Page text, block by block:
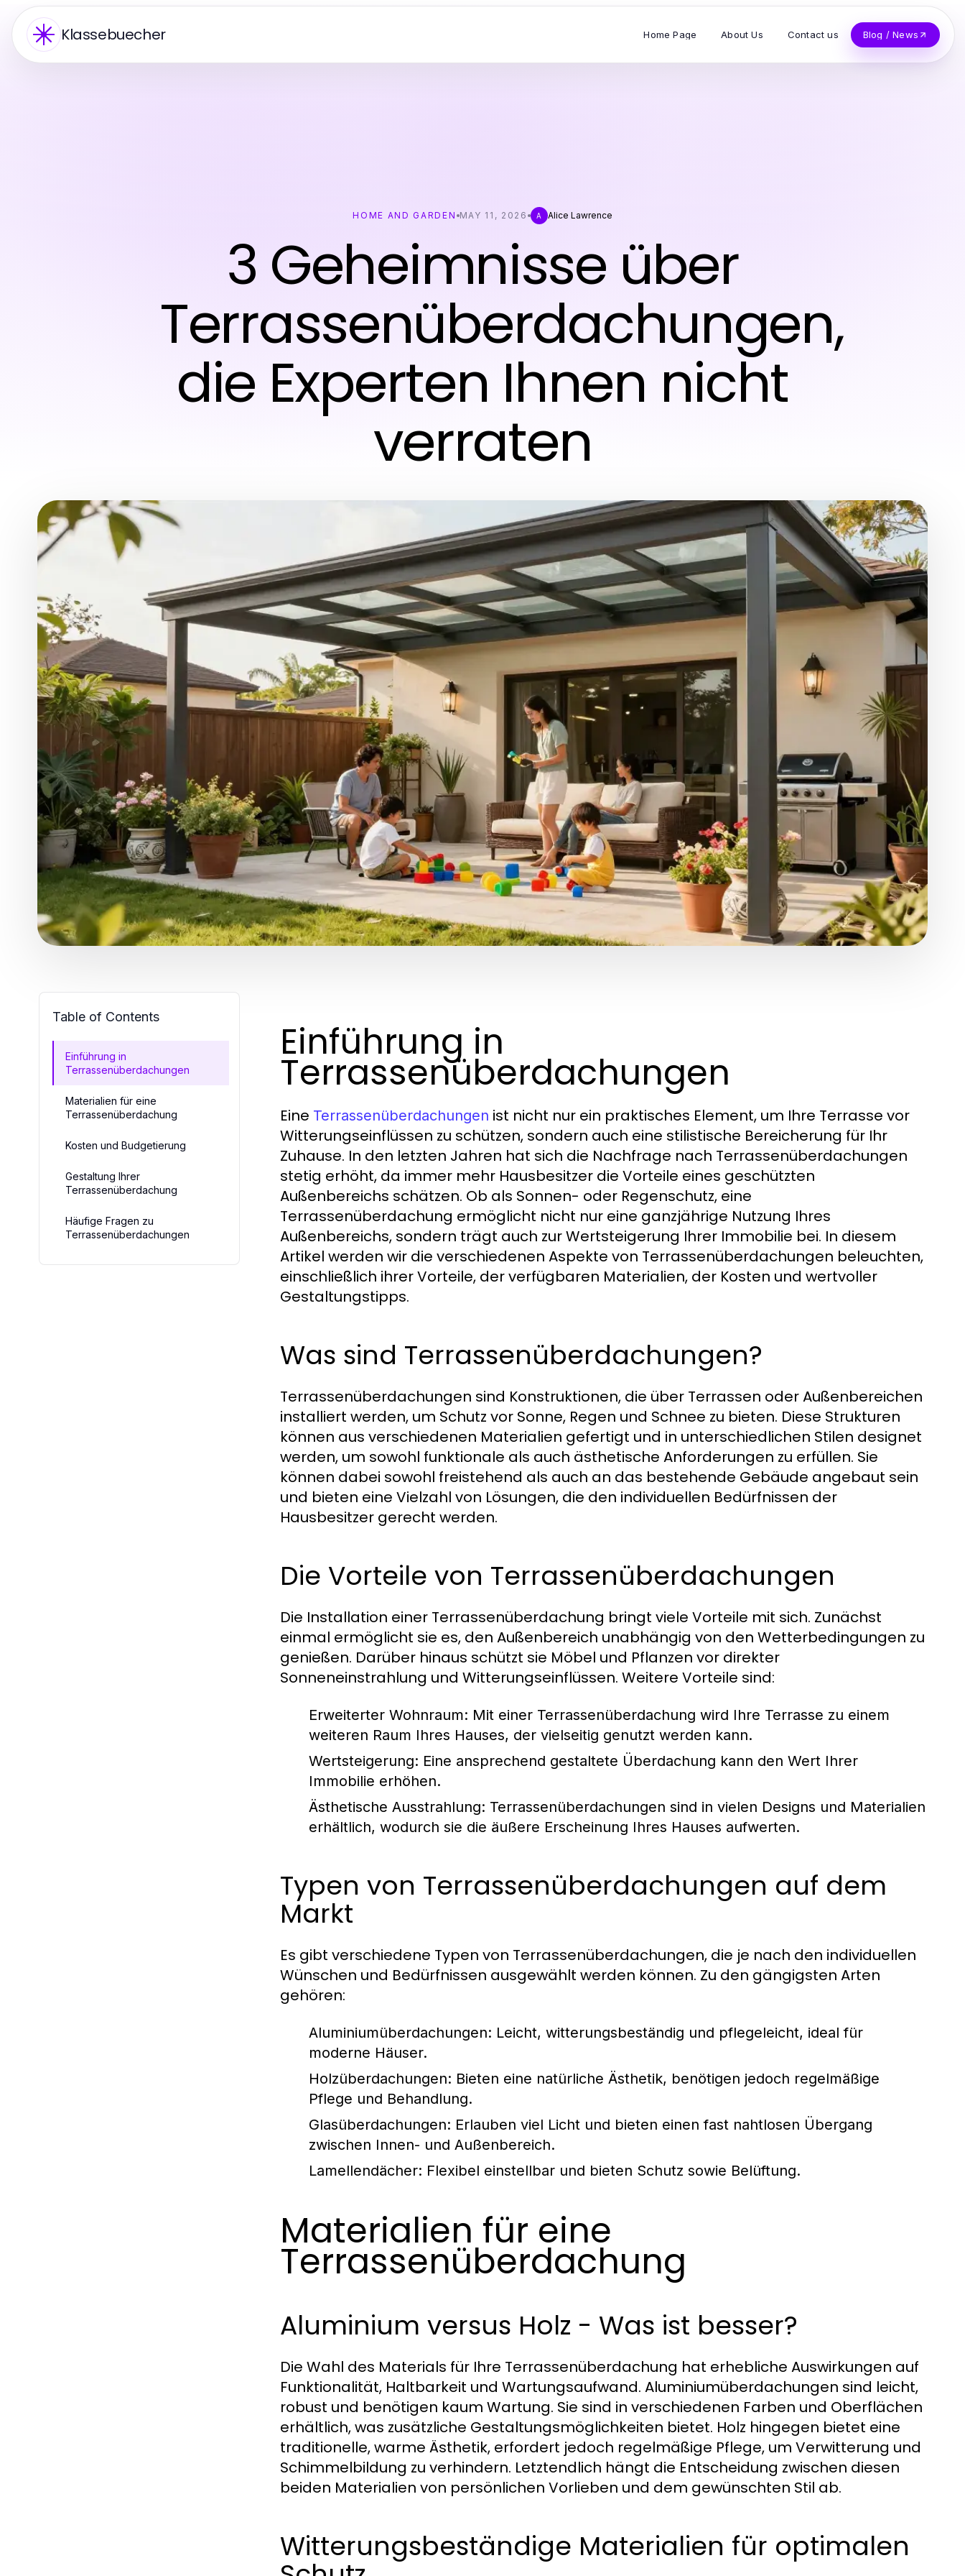
Klassebuecher Home Page About Us Contact us Blog / News
HOME AND GARDEN MAY 11, 2026 A Alice Lawrence
3 Geheimnisse über
Terrassenüberdachungen,
die Experten Ihnen nicht
verraten
Table of Contents
Einführung in
Terrassenüberdachungen
Materialien für eine
Terrassenüberdachung
Kosten und Budgetierung
Gestaltung Ihrer
Terrassenüberdachung
Häufige Fragen zu
Terrassenüberdachungen
Einführung in
Terrassenüberdachungen
Eine Terrassenüberdachungen ist nicht nur ein praktisches Element, um Ihre Terrasse vor
Witterungseinflüssen zu schützen, sondern auch eine stilistische Bereicherung für Ihr
Zuhause. In den letzten Jahren hat sich die Nachfrage nach Terrassenüberdachungen
stetig erhöht, da immer mehr Hausbesitzer die Vorteile eines geschützten
Außenbereichs schätzen. Ob als Sonnen- oder Regenschutz, eine
Terrassenüberdachung ermöglicht nicht nur eine ganzjährige Nutzung Ihres
Außenbereichs, sondern trägt auch zur Wertsteigerung Ihrer Immobilie bei. In diesem
Artikel werden wir die verschiedenen Aspekte von Terrassenüberdachungen beleuchten,
einschließlich ihrer Vorteile, der verfügbaren Materialien, der Kosten und wertvoller
Gestaltungstipps.
Was sind Terrassenüberdachungen?
Terrassenüberdachungen sind Konstruktionen, die über Terrassen oder Außenbereichen
installiert werden, um Schutz vor Sonne, Regen und Schnee zu bieten. Diese Strukturen
können aus verschiedenen Materialien gefertigt und in unterschiedlichen Stilen designet
werden, um sowohl funktionale als auch ästhetische Anforderungen zu erfüllen. Sie
können dabei sowohl freistehend als auch an das bestehende Gebäude angebaut sein
und bieten eine Vielzahl von Lösungen, die den individuellen Bedürfnissen der
Hausbesitzer gerecht werden.
Die Vorteile von Terrassenüberdachungen
Die Installation einer Terrassenüberdachung bringt viele Vorteile mit sich. Zunächst
einmal ermöglicht sie es, den Außenbereich unabhängig von den Wetterbedingungen zu
genießen. Darüber hinaus schützt sie Möbel und Pflanzen vor direkter
Sonneneinstrahlung und Witterungseinflüssen. Weitere Vorteile sind:
Erweiterter Wohnraum: Mit einer Terrassenüberdachung wird Ihre Terrasse zu einem
weiteren Raum Ihres Hauses, der vielseitig genutzt werden kann.
Wertsteigerung: Eine ansprechend gestaltete Überdachung kann den Wert Ihrer
Immobilie erhöhen.
Ästhetische Ausstrahlung: Terrassenüberdachungen sind in vielen Designs und Materialien
erhältlich, wodurch sie die äußere Erscheinung Ihres Hauses aufwerten.
Typen von Terrassenüberdachungen auf dem
Markt
Es gibt verschiedene Typen von Terrassenüberdachungen, die je nach den individuellen
Wünschen und Bedürfnissen ausgewählt werden können. Zu den gängigsten Arten
gehören:
Aluminiumüberdachungen: Leicht, witterungsbeständig und pflegeleicht, ideal für
moderne Häuser.
Holzüberdachungen: Bieten eine natürliche Ästhetik, benötigen jedoch regelmäßige
Pflege und Behandlung.
Glasüberdachungen: Erlauben viel Licht und bieten einen fast nahtlosen Übergang
zwischen Innen- und Außenbereich.
Lamellendächer: Flexibel einstellbar und bieten Schutz sowie Belüftung.
Materialien für eine
Terrassenüberdachung
Aluminium versus Holz - Was ist besser?
Die Wahl des Materials für Ihre Terrassenüberdachung hat erhebliche Auswirkungen auf
Funktionalität, Haltbarkeit und Wartungsaufwand. Aluminiumüberdachungen sind leicht,
robust und benötigen kaum Wartung. Sie sind in verschiedenen Farben und Oberflächen
erhältlich, was zusätzliche Gestaltungsmöglichkeiten bietet. Holz hingegen bietet eine
traditionelle, warme Ästhetik, erfordert jedoch regelmäßige Pflege, um Verwitterung und
Schimmelbildung zu verhindern. Letztendlich hängt die Entscheidung zwischen diesen
beiden Materialien von persönlichen Vorlieben und dem gewünschten Stil ab.
Witterungsbeständige Materialien für optimalen